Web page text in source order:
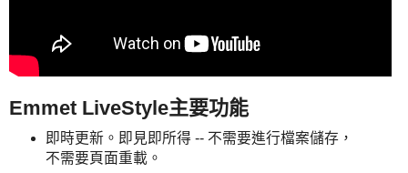
Emmet LiveStyle主要功能
即時更新。即見即所得 -- 不需要進行檔案儲存，
不需要頁面重載。